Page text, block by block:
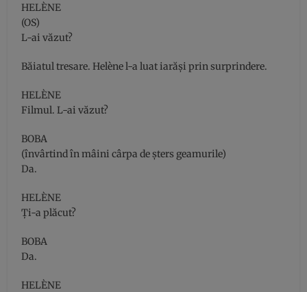
HELÈNE
(OS)
L-ai văzut?
Băiatul tresare. Helène l-a luat iarăşi prin surprindere.
HELÈNE
Filmul. L-ai văzut?
BOBA
(învârtind în mâini cârpa de şters geamurile)
Da.
HELÈNE
Ţi-a plăcut?
BOBA
Da.
HELÈNE